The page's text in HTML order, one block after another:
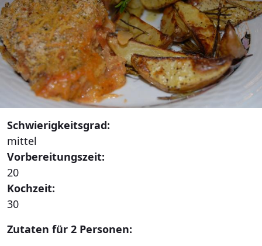
Schwierigkeitsgrad:
mittel
Vorbereitungszeit:
20
Kochzeit:
30
Zutaten für 2 Personen: